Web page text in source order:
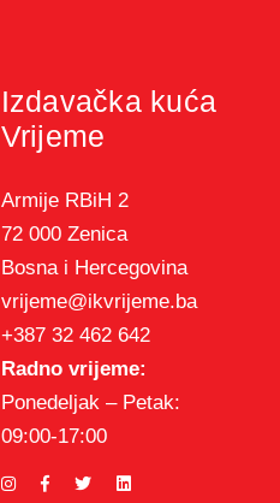
Izdavačka kuća
Vrijeme
Armije RBiH 2
72 000 Zenica
Bosna i Hercegovina
vrijeme@ikvrijeme.ba
+387 32 462 642
Radno vrijeme:
Ponedeljak – Petak:
09:00-17:00